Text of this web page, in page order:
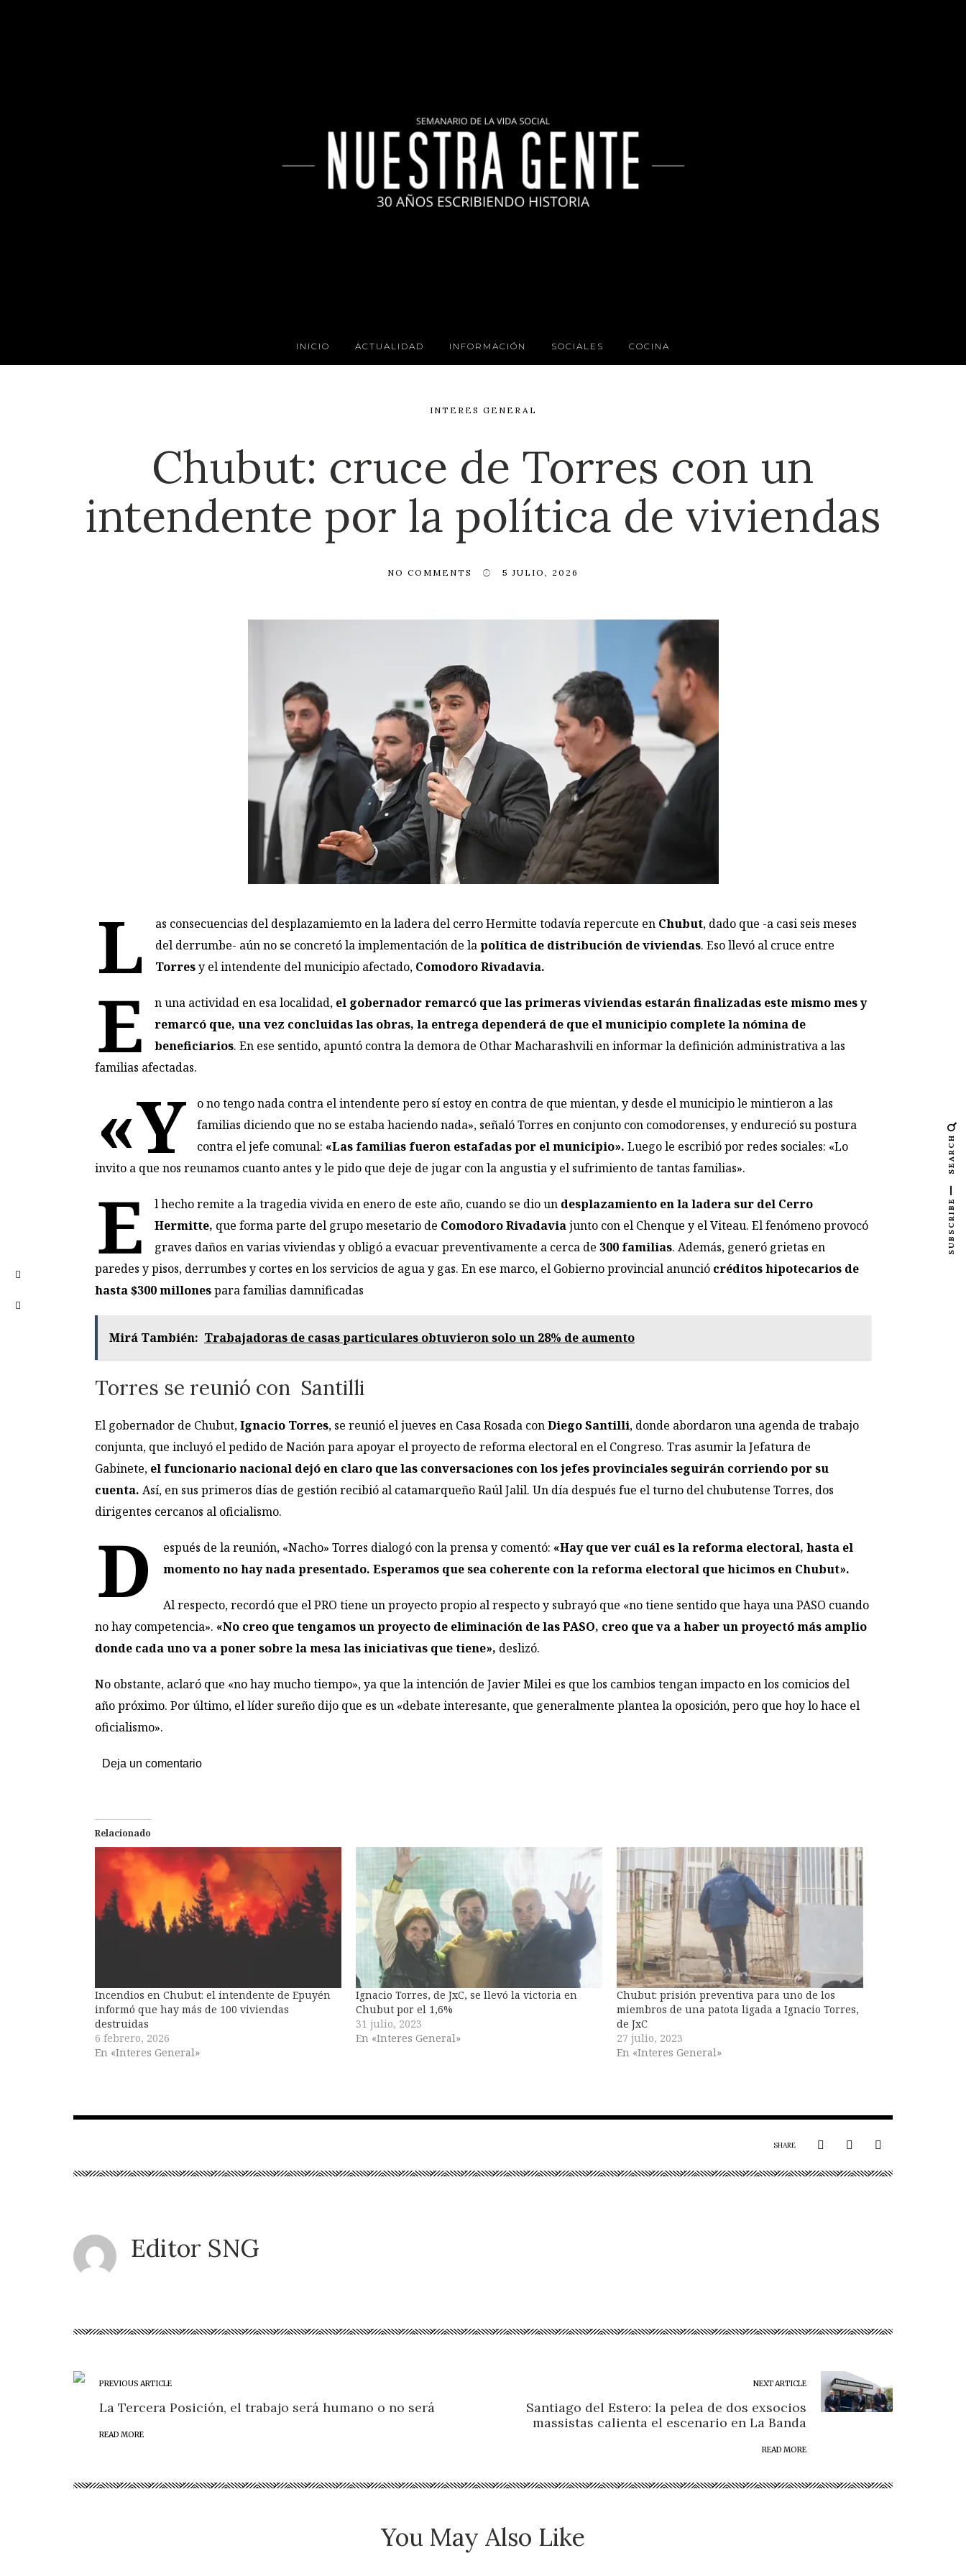
INICIO ACTUALIDAD INFORMACIÓN SOCIALES COCINA
INTERES GENERAL
Chubut: cruce de Torres con un
intendente por la política de viviendas
NO COMMENTS 5 JULIO, 2026
L as consecuencias del desplazamiemto en la ladera del cerro Hermitte todavía repercute en Chubut, dado que -a casi seis meses
del derrumbe- aún no se concretó la implementación de lapolítica de distribución de viviendas. Eso llevó al cruce entre
Torresy el intendente del municipio afectado, Comodoro Rivadavia.
E n una actividad en esa localidad, el gobernador remarcó que las primeras viviendas estarán finalizadas este mismo mes y
remarcó que, una vez concluidas las obras, la entrega dependerá de que el municipio complete la nómina de
beneficiarios. En ese sentido, apuntó contra la demora de Othar Macharashvili en informar la definición administrativa a las
familias afectadas.
«Y
o no tengo nada contra el intendente pero sí estoy en contra de que mientan, y desde el municipio le mintieron a las
familias diciendo que no se estaba haciendo nada», señaló Torres en conjunto con comodorenses, y endureció su postura
contra el jefe comunal: «Las familias fueron estafadas por el municipio». Luego le escribió por redes sociales: «Lo
invito a que nos reunamos cuanto antes y le pido que deje de jugar con la angustia y el sufrimiento de tantas familias».
E l hecho remite a la tragedia vivida en enero de este año, cuando se dio un desplazamiento en la ladera sur del Cerro
Hermitte, que forma parte del grupo mesetario de Comodoro Rivadaviajunto con el Chenque y el Viteau. El fenómeno provocó
graves daños en varias viviendas y obligó a evacuar preventivamente a cerca de 300 familias. Además, generó grietas en
paredes y pisos, derrumbes y cortes en los servicios de agua y gas. En ese marco, el Gobierno provincial anunció créditos hipotecarios de
hasta $300 millonespara familias damnificadas
Mirá También: Trabajadoras de casas particulares obtuvieron solo un 28% de aumento
Torres se reunió con Santilli
El gobernador de Chubut,Ignacio Torres, se reunió el jueves en Casa Rosada conDiego Santilli, donde abordaron una agenda de trabajo
conjunta, que incluyó el pedido de Nación para apoyar el proyecto de reforma electoral en el Congreso. Tras asumir la Jefatura de
Gabinete, el funcionario nacional dejó en claro que las conversaciones con los jefes provinciales seguirán corriendo por su
cuenta. Así, en sus primeros días de gestión recibió al catamarqueño Raúl Jalil. Un día después fue el turno del chubutense Torres, dos
dirigentes cercanos al oficialismo.
D espués de la reunión, «Nacho» Torres dialogó con la prensa y comentó: «Hay que ver cuál es la reforma electoral, hasta el
momento no hay nada presentado. Esperamos que sea coherente con la reforma electoral que hicimos en Chubut».
Al respecto, recordó que el PRO tiene un proyecto propio al respecto y subrayó que «no tiene sentido que haya una PASO cuando
no hay competencia». «No creo que tengamos un proyecto de eliminación de las PASO, creo que va a haber un proyectó más amplio
donde cada uno va a poner sobre la mesa las iniciativas que tiene», deslizó.
No obstante, aclaró que «no hay mucho tiempo», ya que la intención de Javier Milei es que los cambios tengan impacto en los comicios del
año próximo. Por último, el líder sureño dijo que es un «debate interesante, que generalmente plantea la oposición, pero que hoy lo hace el
oficialismo».
Deja un comentario
Relacionado
Incendios en Chubut: el intendente de Epuyén
informó que hay más de 100 viviendas
destruidas
6 febrero, 2026
En «Interes General»
Ignacio Torres, de JxC, se llevó la victoria en
Chubut por el 1,6%
31 julio, 2023
En «Interes General»
Chubut: prisión preventiva para uno de los
miembros de una patota ligada a Ignacio Torres,
de JxC
27 julio, 2023
En «Interes General»
SHARE
Editor SNG
PREVIOUS ARTICLE
La Tercera Posición, el trabajo será humano o no será
READ MORE
NEXT ARTICLE
Santiago del Estero: la pelea de dos exsocios
massistas calienta el escenario en La Banda
READ MORE
You May Also Like
SEARCH
SUBSCRIBE